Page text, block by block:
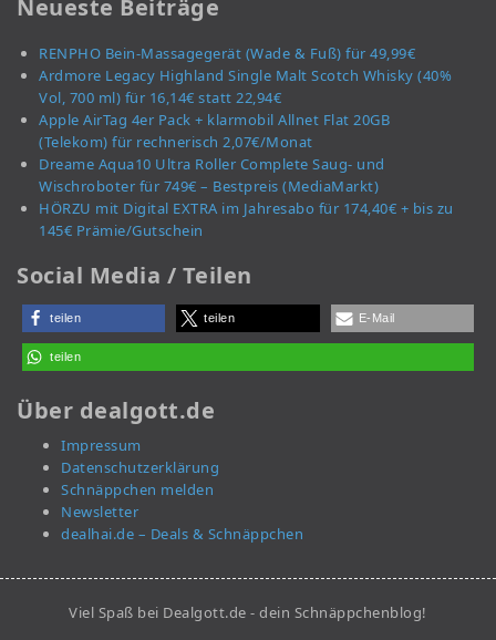
Neueste Beiträge
RENPHO Bein-Massagegerät (Wade & Fuß) für 49,99€
Ardmore Legacy Highland Single Malt Scotch Whisky (40%
Vol, 700 ml) für 16,14€ statt 22,94€
Apple AirTag 4er Pack + klarmobil Allnet Flat 20GB
(Telekom) für rechnerisch 2,07€/Monat
Dreame Aqua10 Ultra Roller Complete Saug- und
Wischroboter für 749€ – Bestpreis (MediaMarkt)
HÖRZU mit Digital EXTRA im Jahresabo für 174,40€ + bis zu
145€ Prämie/Gutschein
Social Media / Teilen
teilen teilen E-Mail
teilen
Über dealgott.de
Impressum
Datenschutzerklärung
Schnäppchen melden
Newsletter
dealhai.de – Deals & Schnäppchen
Viel Spaß bei Dealgott.de - dein Schnäppchenblog!